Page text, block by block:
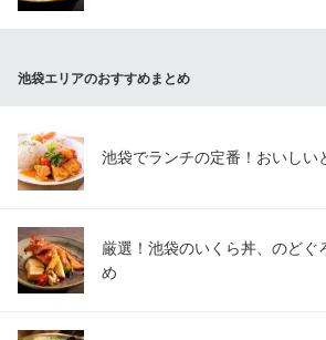
池袋エリアのおすすめまとめ
池袋でランチの定番！おいしい
厳選！池袋のいくら丼、のどぐ
め